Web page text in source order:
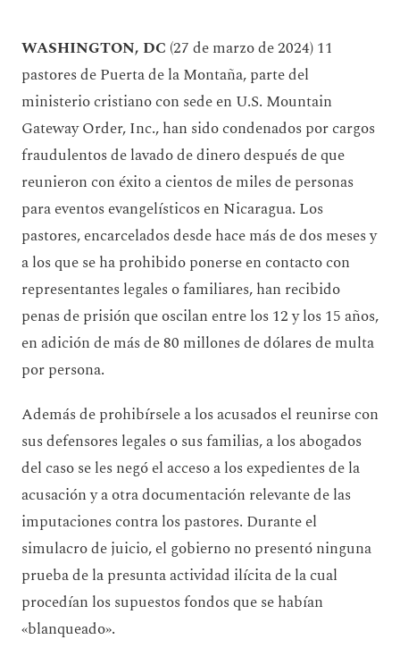
WASHINGTON, DC (27 de marzo de 2024) 11
pastores de Puerta de la Montaña, parte del
ministerio cristiano con sede en U.S. Mountain
Gateway Order, Inc., han sido condenados por cargos
fraudulentos de lavado de dinero después de que
reunieron con éxito a cientos de miles de personas
para eventos evangelísticos en Nicaragua. Los
pastores, encarcelados desde hace más de dos meses y
a los que se ha prohibido ponerse en contacto con
representantes legales o familiares, han recibido
penas de prisión que oscilan entre los 12 y los 15 años,
en adición de más de 80 millones de dólares de multa
por persona.
Además de prohibírsele a los acusados el reunirse con
sus defensores legales o sus familias, a los abogados
del caso se les negó el acceso a los expedientes de la
acusación y a otra documentación relevante de las
imputaciones contra los pastores. Durante el
simulacro de juicio, el gobierno no presentó ninguna
prueba de la presunta actividad ilícita de la cual
procedían los supuestos fondos que se habían
«blanqueado».